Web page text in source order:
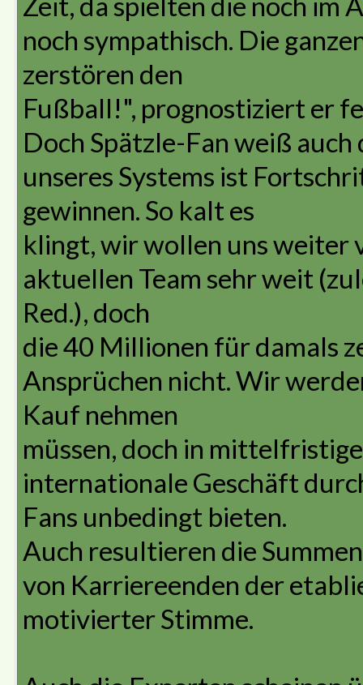
noch sympathisch. Die
zerstören den
Fußball!", prognostiziert er
Doch Spätzle-Fan weiß
unseres Systems ist
gewinnen. So kalt es
klingt, wir wollen uns weiter
aktuellen Team sehr weit
Red.), doch
die 40 Millionen für damals
Ansprüchen nicht. Wir
Kauf nehmen
müssen, doch in
internationale Geschäft
Fans unbedingt bieten.
Auch resultieren die
von Karriereenden der
motivierter Stimme.